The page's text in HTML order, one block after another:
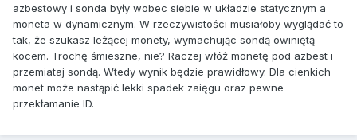
azbestowy i sonda były wobec siebie w układzie statycznym a
moneta w dynamicznym. W rzeczywistości musiałoby wyglądać to
tak, że szukasz leżącej monety, wymachując sondą owiniętą
kocem. Trochę śmieszne, nie? Raczej włóż monetę pod azbest i
przemiataj sondą. Wtedy wynik będzie prawidłowy. Dla cienkich
monet może nastąpić lekki spadek zaięgu oraz pewne
przekłamanie ID.